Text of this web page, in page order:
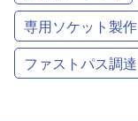
専用ソケット製作
ファストパス調達